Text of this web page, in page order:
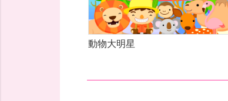
動物大明星